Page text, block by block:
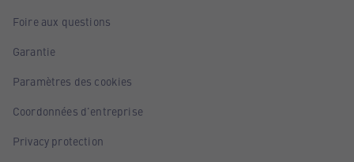
Foire aux questions
Garantie
Paramètres des cookies
Coordonnées d'entreprise
Privacy protection